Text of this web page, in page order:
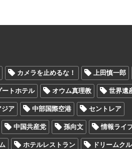
カメラを止めるな！ 上田慎一郎
ートホテル オウム真理教 世界遺
ジア 中部国際空港 セントレア
中国共産党 孫向文 情報ライ
ホテルレストラン ドリームク